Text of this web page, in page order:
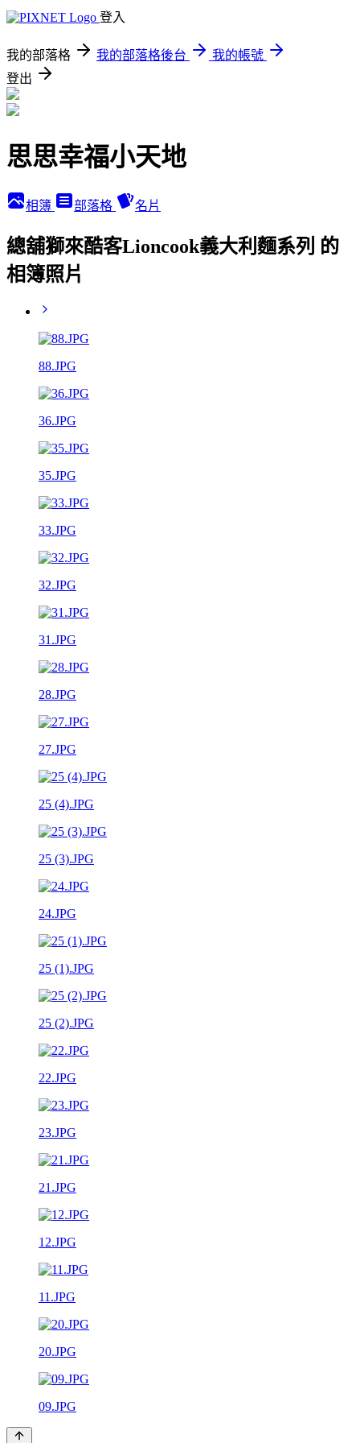
登入
我的部落格 我的部落格後台
我的帳號
登出
思思幸福小天地
相簿 部落格 名片
總舖獅來酷客Lioncook義大利麵系列 的
相簿照片
88.JPG
36.JPG
35.JPG
33.JPG
32.JPG
31.JPG
28.JPG
27.JPG
25 (4).JPG
25 (3).JPG
24.JPG
25 (1).JPG
25 (2).JPG
22.JPG
23.JPG
21.JPG
12.JPG
11.JPG
20.JPG
09.JPG